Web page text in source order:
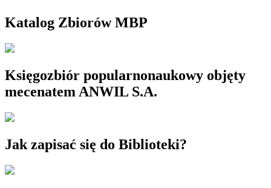
Katalog Zbiorów MBP
Księgozbiór popularnonaukowy objęty
mecenatem ANWIL S.A.
Jak zapisać się do Biblioteki?